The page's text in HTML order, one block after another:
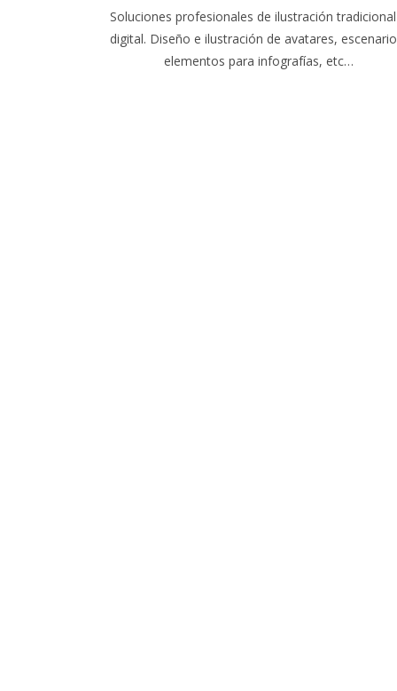
Soluciones profesionales de ilustración
digital. Diseño e ilustración de avatares,
elementos para infografías, etc…